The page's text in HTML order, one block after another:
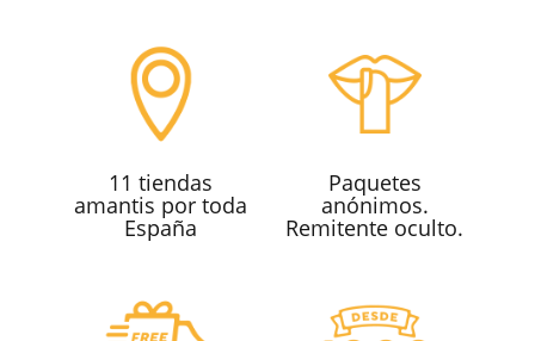
11 tiendas
amantis por toda
España
Paquetes
anónimos.
Remitente oculto.